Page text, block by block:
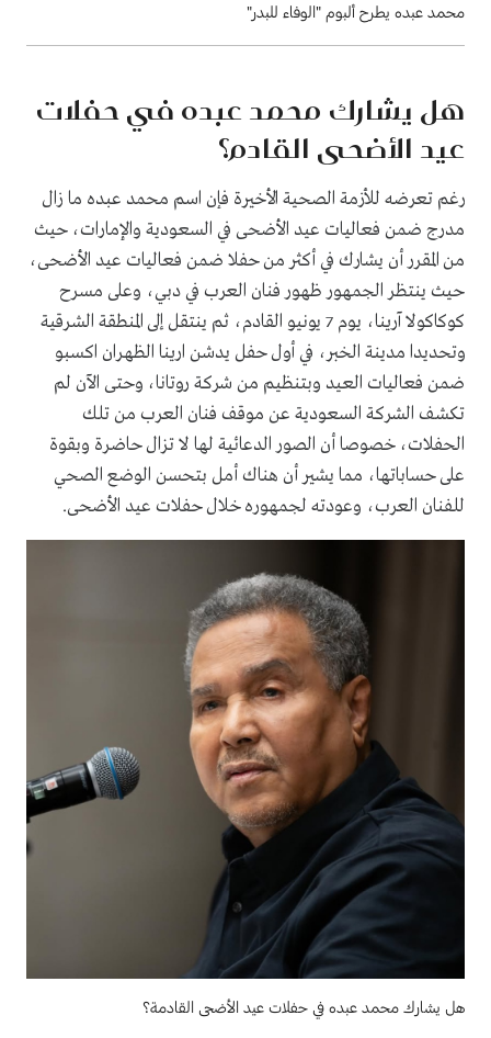
محمد عبده يطرح ألبوم "الوفاء للبدر"
هل يشارك محمد عبده في حفلات
عيد الأضحى القادم؟
رغم تعرضه للأزمة الصحية الأخيرة فإن اسم محمد عبده ما زال
مدرج ضمن فعاليات عيد الأضحى في السعودية والإمارات، حيث
من المقرر أن يشارك في أكثر من حفلا ضمن فعاليات عيد الأضحى،
حيث ينتظر الجمهور ظهور فنان العرب في دبي، وعلى مسرح
كوكاكولا آرينا، يوم 7 يونيو القادم، ثم ينتقل إلى المنطقة الشرقية
وتحديدا مدينة الخبر، في أول حفل يدشن ارينا الظهران اكسبو
ضمن فعاليات العيد وبتنظيم من شركة روتانا، وحتى الآن لم
تكشف الشركة السعودية عن موقف فنان العرب من تلك
الحفلات، خصوصا أن الصور الدعائية لها لا تزال حاضرة وبقوة
على حساباتها، مما يشير أن هناك أمل بتحسن الوضع الصحي
للفنان العرب، وعودته لجمهوره خلال حفلات عيد الأضحى.
هل يشارك محمد عبده في حفلات عيد الأضحى القادمة؟